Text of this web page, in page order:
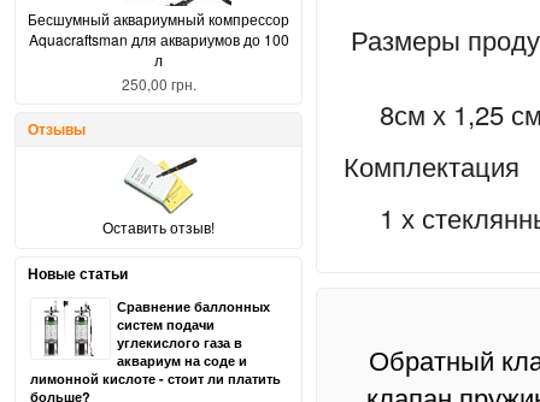
Размеры
8см х 1,25
Комплектация
1 х
Обратный
Бесшумный аквариумный компрессор
Aquacraftsman для аквариумов до 100
л
250,00 грн.
Отзывы
Оставить отзыв!
Новые статьи
Сравнение баллонных
систем подачи
углекислого газа в
аквариум на соде и
лимонной кислоте - стоит ли платить
больше?